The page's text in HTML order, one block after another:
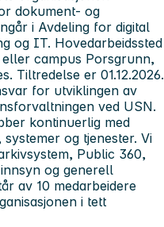
dokument- og
i Avdeling for digital
og IT. Hovedarbeidssted
campus Porsgrunn,
Tiltredelse er 01.12.2026.
for utviklingen av
ved USN.
kontinuerlig med
og tjenester. Vi
Public 360,
og generell
av 10 medarbeidere
i tett